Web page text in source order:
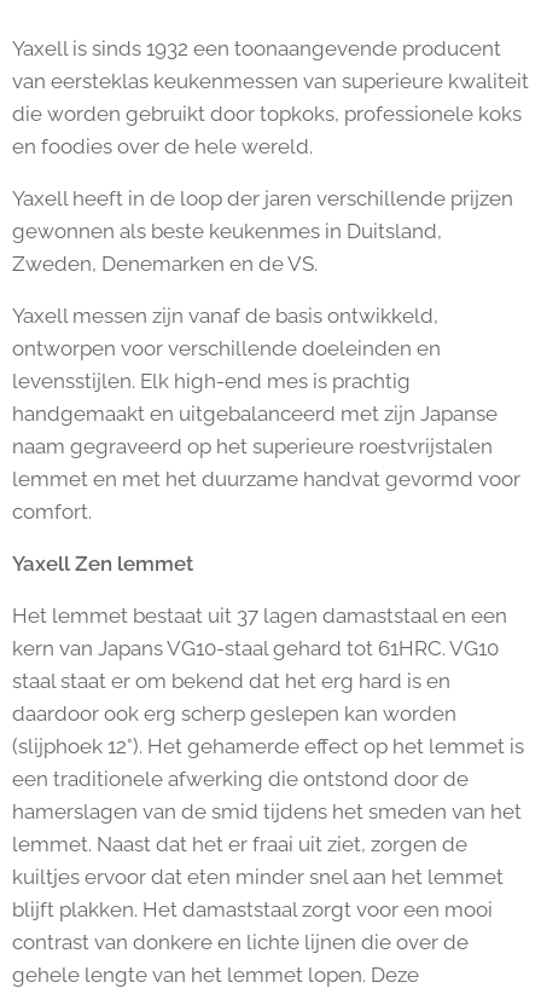
Yaxell is sinds 1932 een toonaangevende producent
van eersteklas keukenmessen van superieure kwaliteit
die worden gebruikt door topkoks, professionele koks
en foodies over de hele wereld.
Yaxell heeft in de loop der jaren verschillende prijzen
gewonnen als beste keukenmes in Duitsland,
Zweden, Denemarken en de VS.
Yaxell messen zijn vanaf de basis ontwikkeld,
ontworpen voor verschillende doeleinden en
levensstijlen. Elk high-end mes is prachtig
handgemaakt en uitgebalanceerd met zijn Japanse
naam gegraveerd op het superieure roestvrijstalen
lemmet en met het duurzame handvat gevormd voor
comfort.
Yaxell Zen lemmet
Het lemmet bestaat uit 37 lagen damaststaal en een
kern van Japans VG10-staal gehard tot 61HRC. VG10
staal staat er om bekend dat het erg hard is en
daardoor ook erg scherp geslepen kan worden
(slijphoek 12°). Het gehamerde effect op het lemmet is
een traditionele afwerking die ontstond door de
hamerslagen van de smid tijdens het smeden van het
lemmet. Naast dat het er fraai uit ziet, zorgen de
kuiltjes ervoor dat eten minder snel aan het lemmet
blijft plakken. Het damaststaal zorgt voor een mooi
contrast van donkere en lichte lijnen die over de
gehele lengte van het lemmet lopen. Deze